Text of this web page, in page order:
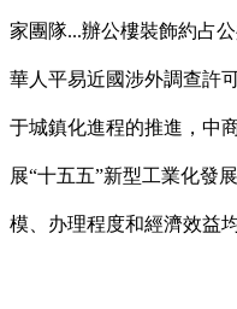
家團隊...辦公樓裝飾約占
華人平易近國涉外調查許
于城鎮化進程的推進，中
展“十五五”新型工業化發
模、办理程度和經濟效益